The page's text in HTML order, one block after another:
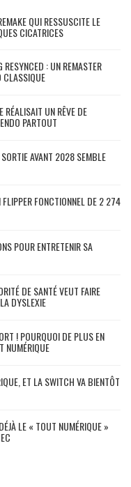
QUI RESSUSCITE LE
CICATRICES
: UN REMASTER
CLASSIQUE
UN RÊVE DE
PARTOUT
AVANT 2028 SEMBLE
FONCTIONNEL DE 2 274
POUR ENTRETENIR SA
DE SANTÉ VEUT FAIRE
DYSLEXIE
! POURQUOI DE PLUS EN
NUMÉRIQUE
ET LA SWITCH VA BIENTÔT
LE « TOUT NUMÉRIQUE »